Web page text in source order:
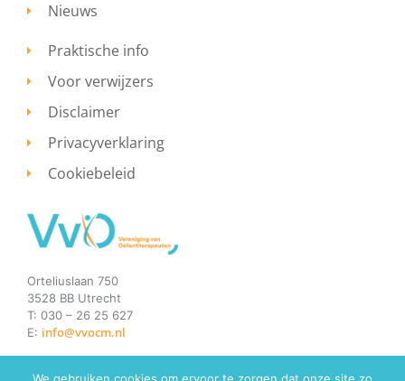
Nieuws
Praktische info
Voor verwijzers
Disclaimer
Privacyverklaring
Cookiebeleid
Orteliuslaan 750
3528 BB Utrecht
T: 030 – 26 25 627
E: info@vvocm.nl